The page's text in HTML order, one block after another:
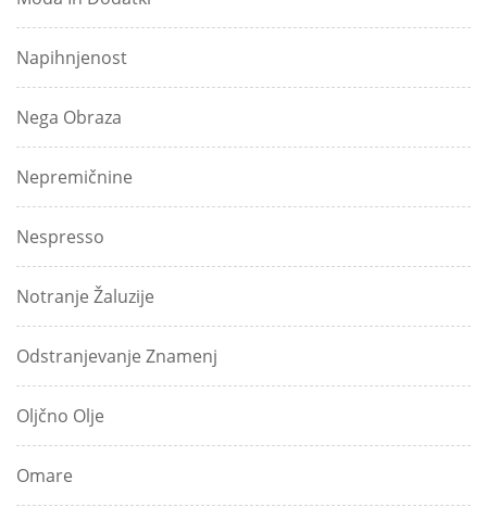
Napihnjenost
Nega Obraza
Nepremičnine
Nespresso
Notranje Žaluzije
Odstranjevanje Znamenj
Oljčno Olje
Omare